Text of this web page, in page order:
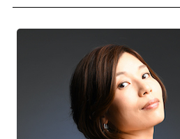
#ヒップホップ #男性シンガーグル
会社概要
記事リクエスト